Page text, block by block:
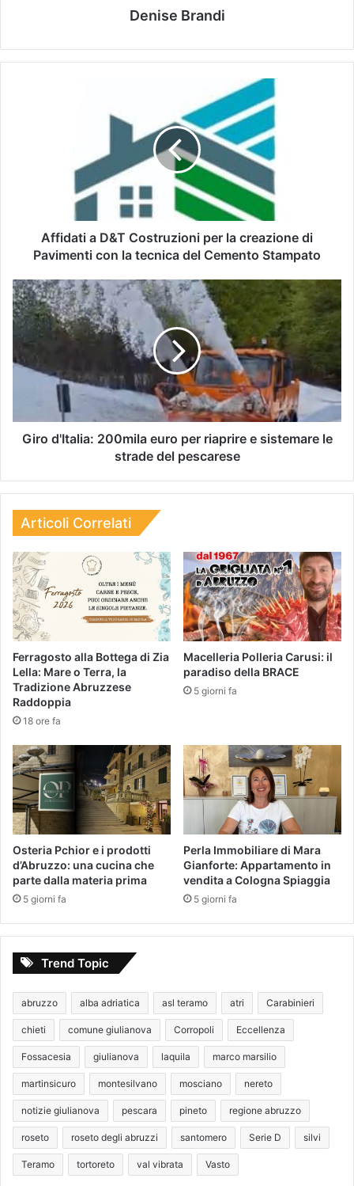
Denise Brandi
Affidati a D&T Costruzioni per la creazione di
Pavimenti con la tecnica del Cemento Stampato
Giro d'Italia: 200mila euro per riaprire e sistemare le
strade del pescarese
Articoli Correlati
Ferragosto alla Bottega di Zia
Lella: Mare o Terra, la
Tradizione Abruzzese
Raddoppia
18 ore fa
Macelleria Polleria Carusi: il
paradiso della BRACE
5 giorni fa
Osteria Pchior e i prodotti
d’Abruzzo: una cucina che
parte dalla materia prima
5 giorni fa
Perla Immobiliare di Mara
Gianforte: Appartamento in
vendita a Cologna Spiaggia
5 giorni fa
Trend Topic
abruzzo alba adriatica asl teramo atri Carabinieri
chieti comune giulianova Corropoli Eccellenza
Fossacesia giulianova laquila marco marsilio
martinsicuro montesilvano mosciano nereto
notizie giulianova pescara pineto regione abruzzo
roseto roseto degli abruzzi santomero Serie D silvi
Teramo tortoreto val vibrata Vasto